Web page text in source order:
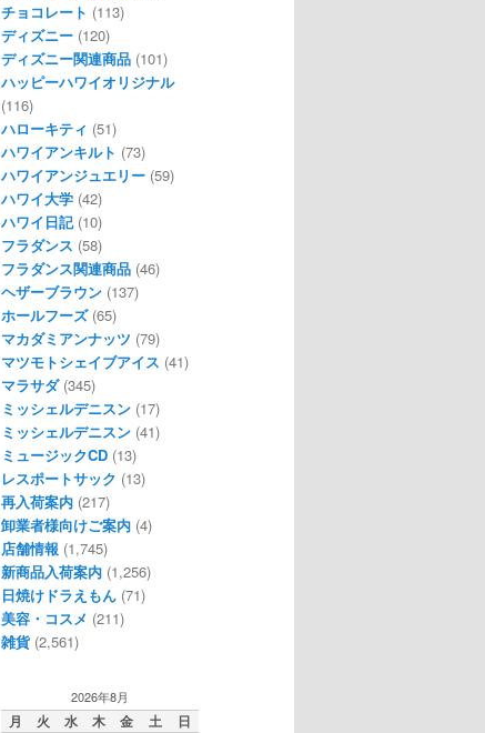
チョコレート (113)
ディズニー (120)
ディズニー関連商品 (101)
ハッピーハワイオリジナル
(116)
ハローキティ (51)
ハワイアンキルト (73)
ハワイアンジュエリー (59)
ハワイ大学 (42)
ハワイ日記(10)
フラダンス (58)
フラダンス関連商品 (46)
ヘザーブラウン (137)
ホールフーズ(65)
マカダミアンナッツ (79)
マツモトシェイブアイス (41)
マラサダ(345)
ミッシェルデニスン (17)
ミッシェルデニスン (41)
ミュージックCD (13)
レスポートサック (13)
再入荷案内 (217)
卸業者様向けご案内 (4)
店舗情報 (1,745)
新商品入荷案内 (1,256)
日焼けドラえもん (71)
美容・コスメ (211)
雑貨(2,561)
2026年8月
月 火 水 木 金 土 日